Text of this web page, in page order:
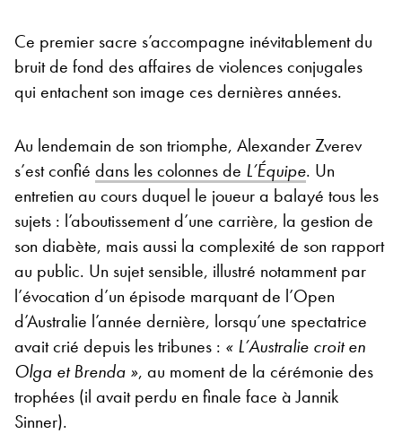
Ce premier sacre s’accompagne inévitablement du
bruit de fond des affaires de violences conjugales
qui entachent son image ces dernières années.
Au lendemain de son triomphe, Alexander Zverev
s’est confié dans les colonnes de L’Équipe. Un
entretien au cours duquel le joueur a balayé tous les
sujets : l’aboutissement d’une carrière, la gestion de
son diabète, mais aussi la complexité de son rapport
au public. Un sujet sensible, illustré notamment par
l’évocation d’un épisode marquant de l’Open
d’Australie l’année dernière, lorsqu’une spectatrice
avait crié depuis les tribunes : « L’Australie croit en
Olga et Brenda », au moment de la cérémonie des
trophées (il avait perdu en finale face à Jannik
Sinner).